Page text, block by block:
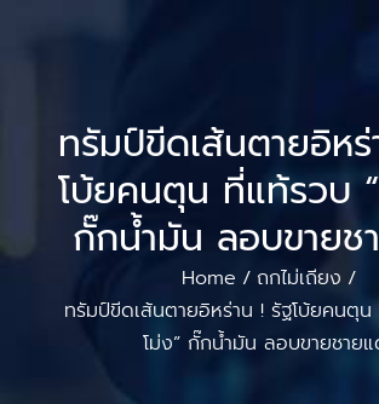
ทรัมป์ขีดเส้นตายอิห
โบ้ยคนตุน ที่แท้รวบ “
กั๊กน้ำมัน ลอบขายช
Home / ถกไม่เถียง /
ทรัมป์ขีดเส้นตายอิหร่าน ! รัฐโบ้ยคนตุน
โม่ง” กั๊กน้ำมัน ลอบขายชาย